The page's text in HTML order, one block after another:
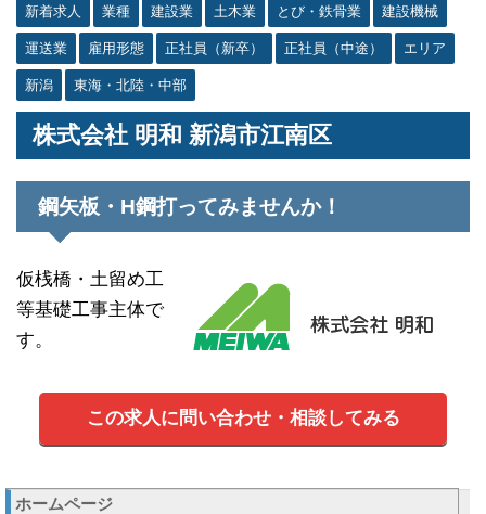
新着求人 業種 建設業 土木業 とび・鉄骨業 建設機械
運送業 雇用形態 正社員（新卒） 正社員（中途） エリア
新潟 東海・北陸・中部
株式会社 明和 新潟市江南区
鋼矢板・H鋼打ってみませんか！
仮桟橋・土留め工
等基礎工事主体で
す。
この求人に問い合わせ・相談してみる
ホームページ